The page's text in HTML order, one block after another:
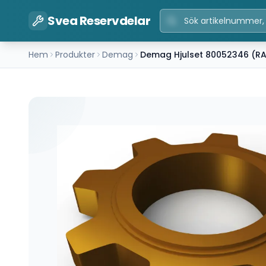
Svea Reservdelar
Hem Produkter Demag Demag Hjulset 80052346